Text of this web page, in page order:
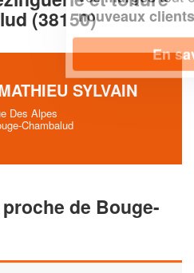
(38150)
SYLVAIN
Des Alpes
Chambalud
de Bouge-
clients!
En savoir plus